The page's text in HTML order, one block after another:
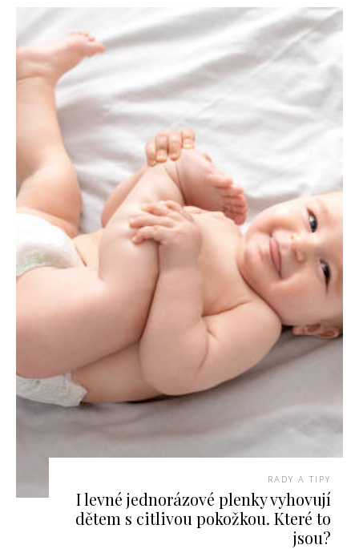
RADY A TIPY
I levné jednorázové plenky vyhovují
dětem s citlivou pokožkou. Které to
jsou?